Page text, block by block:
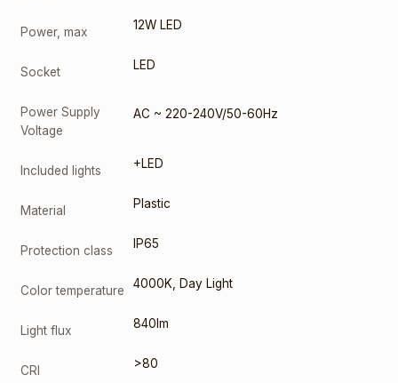
Power, max 12W LED
Socket LED
Power Supply
Voltage
AC ~ 220-240V/50-60Hz
Included lights +LED
Material Plastic
Protection class IP65
Color temperature 4000K Day Light
Light flux 840lm
CRI >80